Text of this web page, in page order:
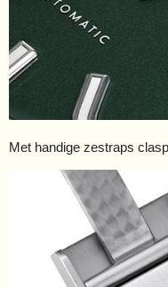
Met handige zestraps